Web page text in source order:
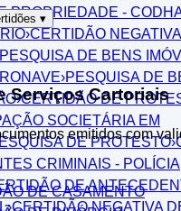
PROPRIEDADE -
›CERTIDÃO
PESQUISA DE BENS
›PESQUISA DE
›CERTIDÃO DE
SOCIETÁRIA EM
DE PROTESTO›
CRIMINAIS - POLÍCIA
DE
›CERTIDÃO NEGATIVA
▾
Serviços Cartoriais
emitidos com
DE CASAMENTO